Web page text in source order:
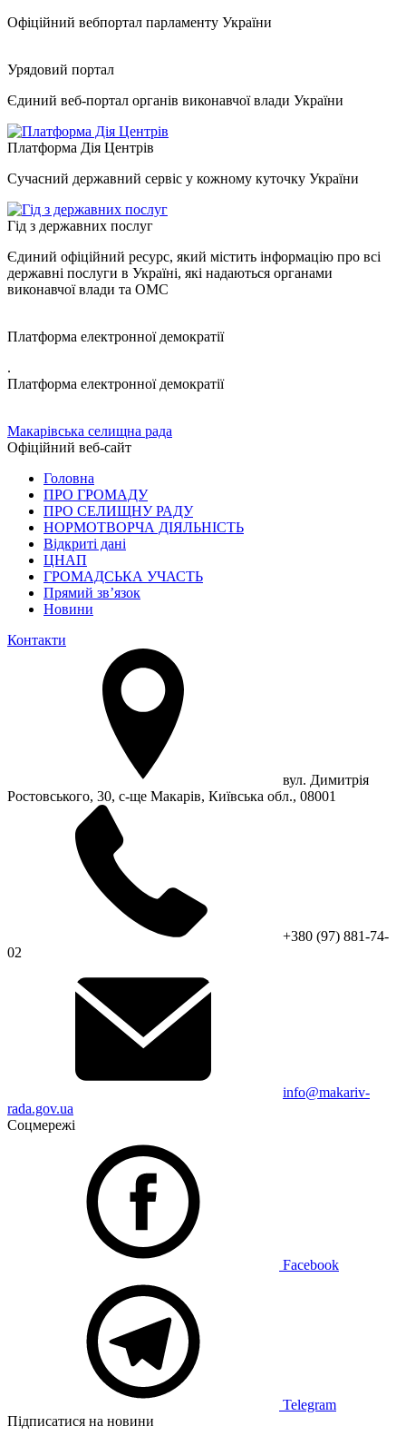
Офіційний вебпортал парламенту України
Урядовий портал
Єдиний веб-портал органів виконавчої влади України
Платформа Дія Центрів
Сучасний державний сервіс у кожному куточку України
Гід з державних послуг
Єдиний офіційний ресурс, який містить інформацію про всі
державні послуги в Україні, які надаються органами
виконавчої влади та ОМС
Платформа електронної демократії
.
Платформа електронної демократії
Макарівська селищна рада
Офіційний веб-сайт
Головна
ПРО ГРОМАДУ
ПРО СЕЛИЩНУ РАДУ
НОРМОТВОРЧА ДІЯЛЬНІСТЬ
Відкриті дані
ЦНАП
ГРОМАДСЬКА УЧАСТЬ
Прямий зв’язок
Новини
Контакти
вул. Димитрія
Ростовського, 30, с-ще Макарів, Київська обл., 08001
+380 (97) 881-74-
02
info@makariv-
rada.gov.ua
Соцмережі
Facebook
Telegram
Підписатися на новини